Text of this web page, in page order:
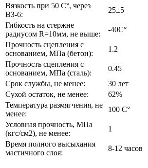
Вязкость при 50 С°, через
ВЗ-6:
25±5
Гибкость на стержне
радиусом R=10мм, не выше:
-40C°
Прочность сцепления с
основанием, МПа (бетон):
1.2
Прочность сцепления с
основанием, МПа (сталь):
0.45
Срок службы, не менее:
30 лет
Сухой остаток, не менее:
62%
Температура размягчения, не
менее:
100 C°
Условная прочность, МПа
(кгс/см2), не менее:
1
Время полного высыхания
мастичного слоя:
8-12 часов